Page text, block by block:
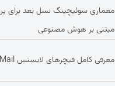
معماری سوئیچینگ نسل بعد برای
مبتنی بر هوش مصنوعی
معرفی کامل فیچرهای لایسنس FortiMail